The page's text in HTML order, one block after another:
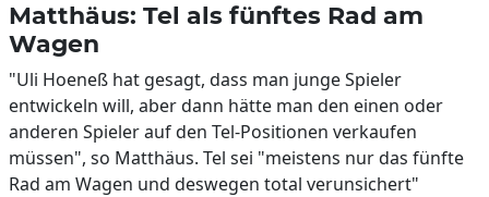
Matthäus: Tel als fünftes Rad am
Wagen
"Uli Hoeneß hat gesagt, dass man junge Spieler
entwickeln will, aber dann hätte man den einen oder
anderen Spieler auf den Tel-Positionen verkaufen
müssen", so Matthäus. Tel sei "meistens nur das fünfte
Rad am Wagen und deswegen total verunsichert"